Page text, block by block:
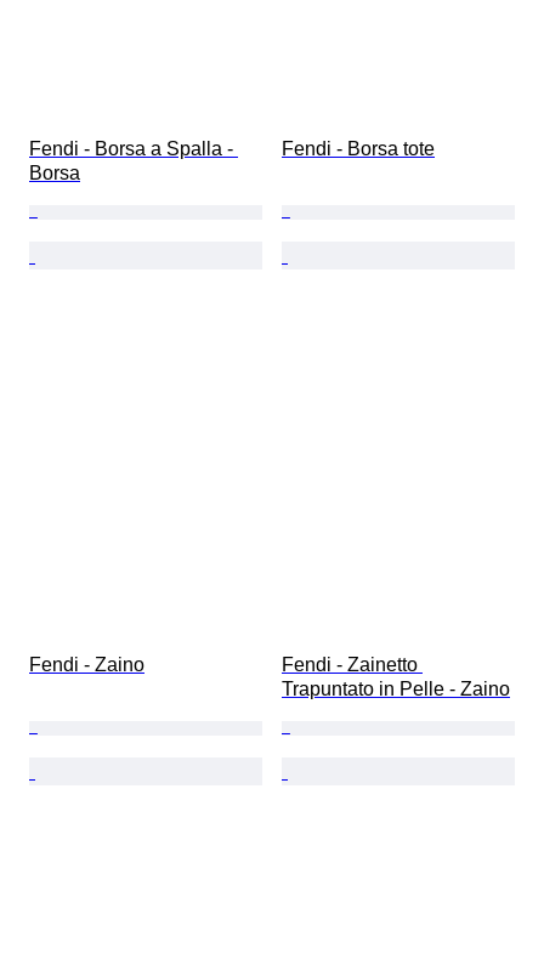
Fendi - Borsa a Spalla -
Borsa
Fendi - Borsa tote
Fendi - Zaino
Fendi - Zainetto
Trapuntato in Pelle - Zaino